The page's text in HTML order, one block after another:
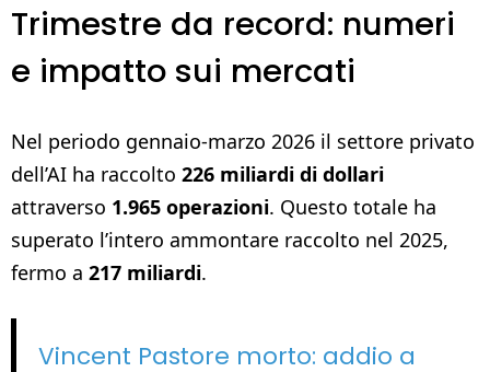
Trimestre da record: numeri
e impatto sui mercati
Nel periodo gennaio-marzo 2026 il settore privato
dell’AI ha raccolto 226 miliardi di dollari
attraverso 1.965 operazioni. Questo totale ha
superato l’intero ammontare raccolto nel 2025,
fermo a 217 miliardi.
Vincent Pastore morto: addio a